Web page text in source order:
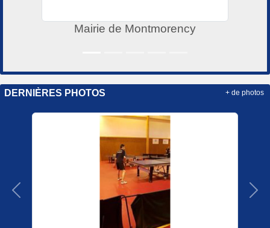
Mairie de Montmorency
DERNIÈRES PHOTOS
Précedent
+ de photos